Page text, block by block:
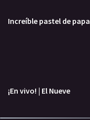
Increíble pastel de papa
¡En vivo! | El Nueve